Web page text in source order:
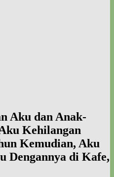
Aku dan Anak-
Kehilangan
Kemudian, Aku
Dengannya di Kafe,